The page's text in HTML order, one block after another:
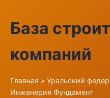
База
компаний
Главная » Уральский
Инженерия Фундамент